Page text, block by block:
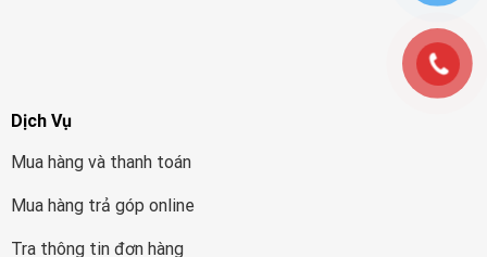
Dịch Vụ
Mua hàng và thanh toán
Mua hàng trả góp online
Tra thông tin đơn hàng